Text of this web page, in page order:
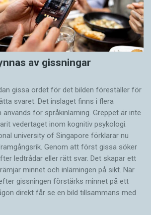
av gissningar
gissa ordet för det bilden föreställer för
svaret. Det inslaget finns i flera
för språkinlärning. Greppet är inte
vedertaget inom kognitiv psykologi.
university of Singa­pore förklarar nu
Genom att först gissa ­söker
ledtrådar eller rätt svar. Det skapar ett
minnet och inlärningen på sikt. När
gissningen förstärks minnet på ett
direkt får se en bild tillsammans med